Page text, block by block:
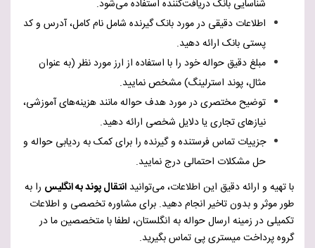
شناسایی بانک دریافت‌کننده استفاده می‌شود.
اطلاعات دقیقی در مورد بانک گیرنده شامل نام کامل، آدرس و کد
پستی بانک ارائه دهید.
مبلغ دقیق حواله خود را با استفاده از ارز مورد نظر (به عنوان
مثال، پوند استرلینگ) مشخص نمایید.
توضیح مختصری در مورد هدف حواله مانند هزینه‌های آموزشی،
نیازهای تجاری یا دلایل شخصی ارائه دهید.
جزییات تماس فرستنده و گیرنده را برای کمک به ردیابی حواله و
حل مشکلات احتمالی درج نمایید.
با تهیه و ارائه دقیق این اطلاعات، می‌توانید انتقال پوند به انگلیس را به
طور موثر و بدون تاخیر انجام دهید. برای مشاوره تخصصی و اطلاعات
تکمیلی در زمینه ارسال حواله به انگلستان، لطفا با متخصصین ما در
گروه پرداخت میستری پی تماس بگیرید.